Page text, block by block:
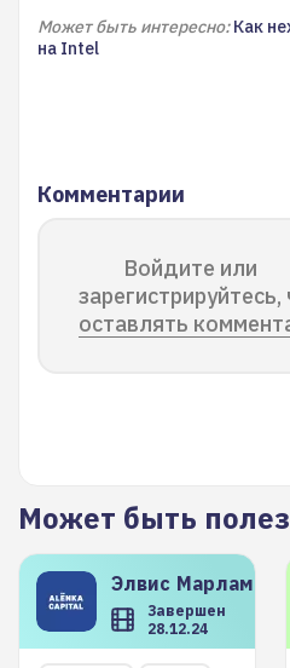
Может быть интересно: Как
на Intel
Комментарии
Войдите или
оставлять
Может быть
Элвис Марламов
Завершен
28.12.24